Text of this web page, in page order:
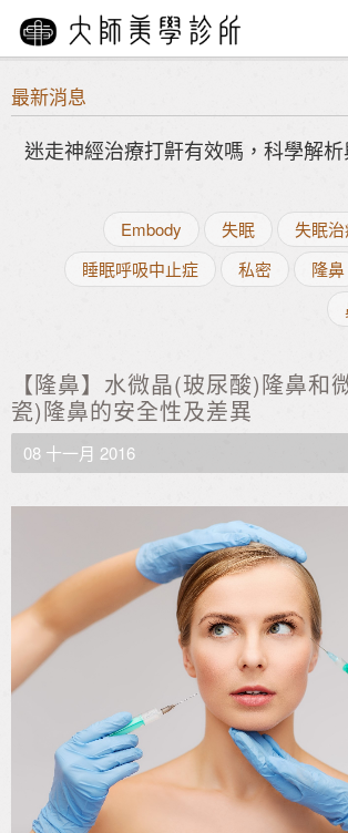
最新消息
迷走神經治療打鼾有效嗎，科學解析
Embody 失眠 失眠
睡眠呼吸中止症
私密 隆鼻
【隆鼻】水微晶(玻尿酸)隆鼻和
瓷)隆鼻的安全性及差異
08 十一月 2016